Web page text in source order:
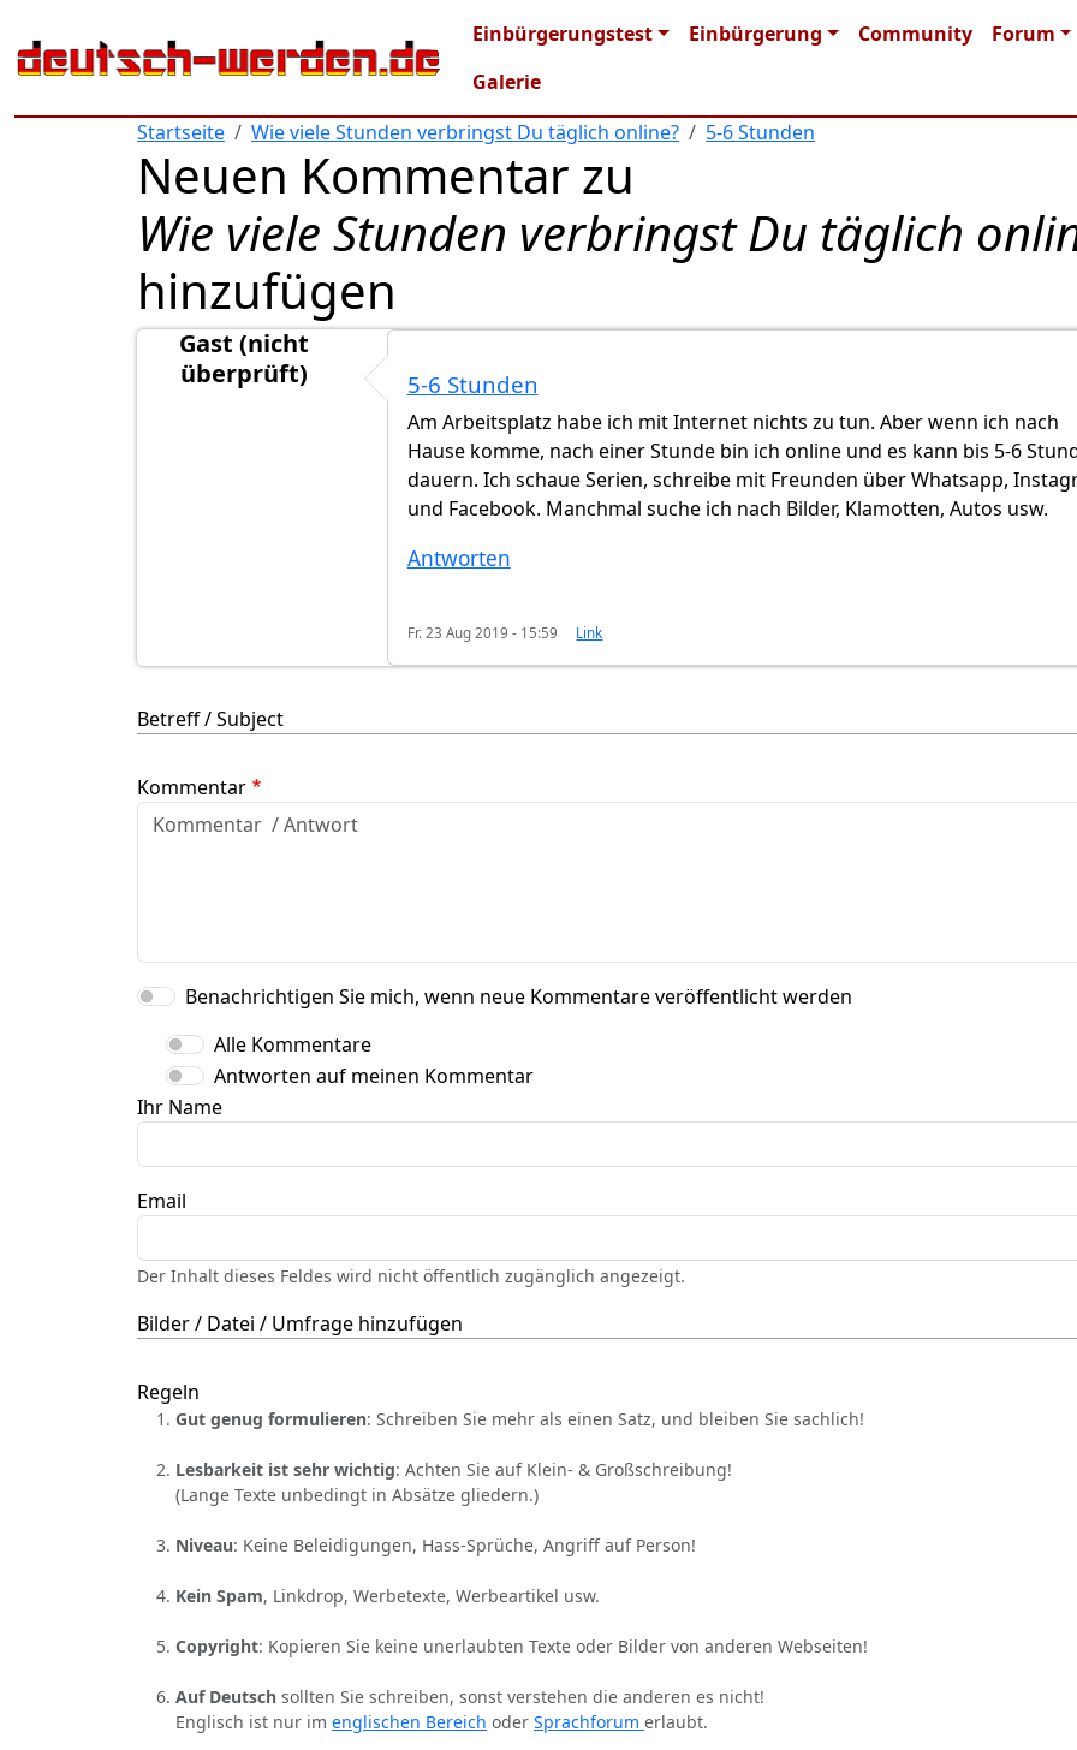
Main navigation
Einbürgerungstest Einbürgerung Community
Forum
Galerie
Startseite
Wie viele Stunden verbringst Du täglich online? 5-6 Stunden
Neuen Kommentar zu
Wie viele Stunden verbringst Du täglich
hinzufügen
Gast (nicht
überprüft)
5-6 Stunden
Am Arbeitsplatz habe ich mit Internet nichts zu tun. Aber wenn ich nach
Hause komme, nach einer Stunde bin ich online und es kann bis 5-6
dauern. Ich schaue Serien, schreibe mit Freunden über Whatsapp,
und Facebook. Manchmal suche ich nach Bilder, Klamotten, Autos usw.
Antworten
Fr. 23 Aug 2019 - 15:59 Link
Betreff / Subject
Kommentar
Benachrichtigen Sie mich, wenn neue Kommentare veröffentlicht werden
Alle Kommentare
Antworten auf meinen Kommentar
Ihr Name
Email
Der Inhalt dieses Feldes wird nicht öffentlich zugänglich angezeigt.
Bilder / Datei / Umfrage hinzufügen
Regeln
Gut genug formulieren: Schreiben Sie mehr als einen Satz, und bleiben Sie sachlich!
Lesbarkeit ist sehr wichtig: Achten Sie auf Klein- & Großschreibung!
(Lange Texte unbedingt in Absätze gliedern.)
Niveau: Keine Beleidigungen, Hass-Sprüche, Angriff auf Person!
Kein Spam, Linkdrop, Werbetexte, Werbeartikel usw.
Copyright: Kopieren Sie keine unerlaubten Texte oder Bilder von anderen Webseiten!
Auf Deutsch sollten Sie schreiben, sonst verstehen die anderen es nicht!
Englisch ist nur im englischen Bereich oder Sprachforum erlaubt.